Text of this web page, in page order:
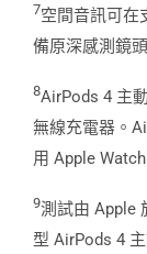
7空間音訊可在
備原深感測鏡
8AirPods 4 主
無線充電器。
用 Apple
9測試由 Apple
型 AirPods 4